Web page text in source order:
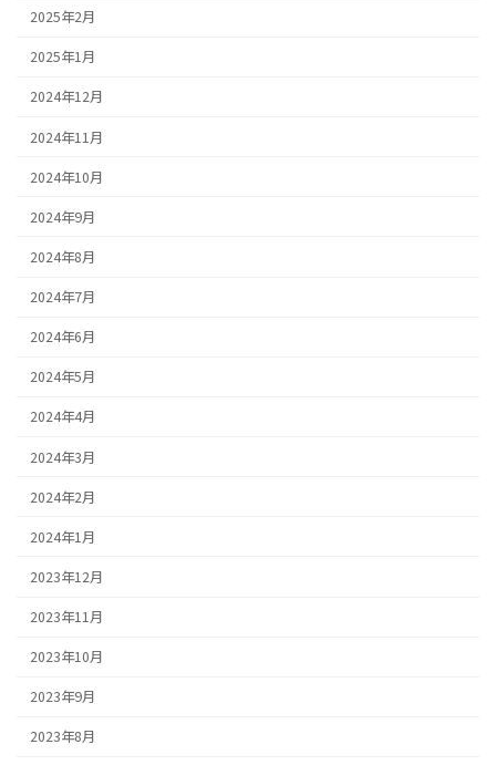
2025年2月
2025年1月
2024年12月
2024年11月
2024年10月
2024年9月
2024年8月
2024年7月
2024年6月
2024年5月
2024年4月
2024年3月
2024年2月
2024年1月
2023年12月
2023年11月
2023年10月
2023年9月
2023年8月